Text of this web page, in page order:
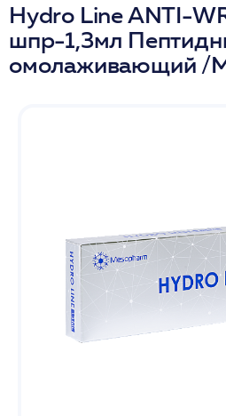
Hydro Line ANTI-
шпр-1,3мл
омолаживающий /